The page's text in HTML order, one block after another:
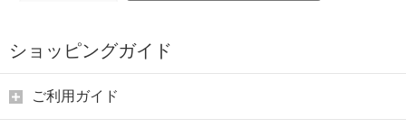
ショッピングガイド
ご利用ガイド